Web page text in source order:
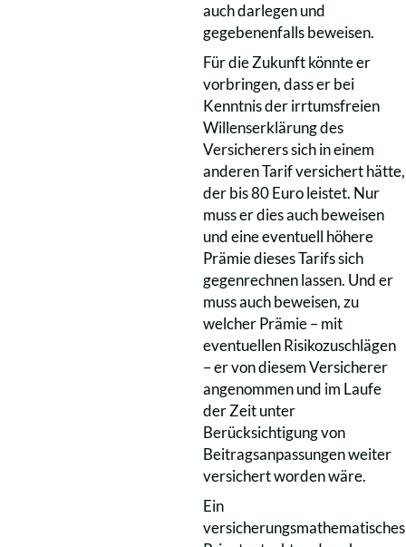
auch darlegen und
gegebenenfalls beweisen.
Für die Zukunft könnte er
vorbringen, dass er bei
Kenntnis der irrtumsfreien
Willenserklärung des
Versicherers sich in einem
anderen Tarif versichert hätte,
der bis 80 Euro leistet. Nur
muss er dies auch beweisen
und eine eventuell höhere
Prämie dieses Tarifs sich
gegenrechnen lassen. Und er
muss auch beweisen, zu
welcher Prämie – mit
eventuellen Risikozuschlägen
– er von diesem Versicherer
angenommen und im Laufe
der Zeit unter
Berücksichtigung von
Beitragsanpassungen weiter
versichert worden wäre.
Ein
versicherungsmathematisches